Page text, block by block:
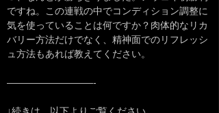
ですね。この連戦の中でコンディション調整に
気を使っていることは何ですか？肉体的なリカ
バリー方法だけでなく、精神面でのリフレッシ
ュ方法もあれば教えてください。
—————————-